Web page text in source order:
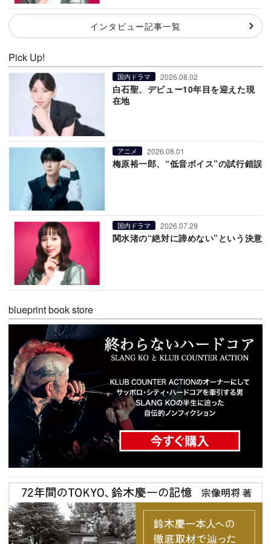
インタビュー記事一覧
Pick Up!
国内ドラマ 2026.08.02
白石聖、デビュー10年目を迎えた現
在地
アニメ 2026.08.01
梅原裕一郎、“低音ボイス”の試行錯誤
国内ドラマ 2026.07.29
関水渚の“絶対に諦めない”という決意
blueprint book store